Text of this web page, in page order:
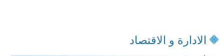
الادارة و الاقتصاد